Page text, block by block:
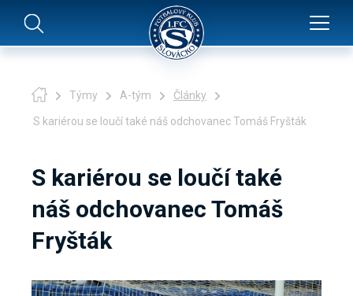
Týmy A-tým Články
S kariérou se loučí také náš odchovanec Tomáš Fryšták
S kariérou se loučí také
náš odchovanec Tomáš
Fryšták